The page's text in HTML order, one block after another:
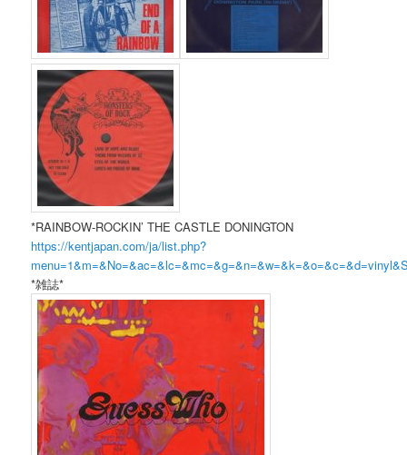
*RAINBOW-ROCKIN’ THE CASTLE DONINGTON
https://kentjapan.com/ja/list.php?
*雑誌*